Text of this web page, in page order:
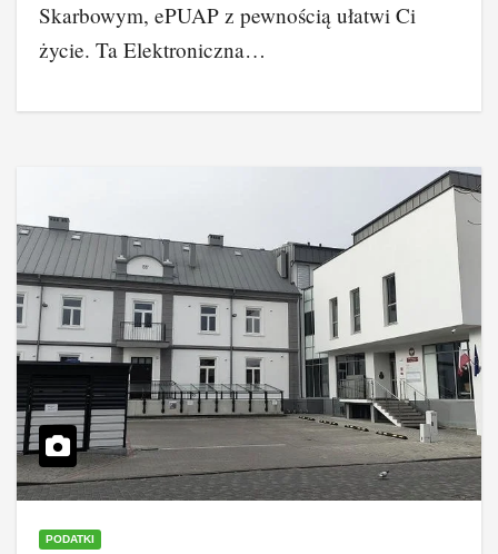
Skarbowym, ePUAP z pewnością ułatwi Ci
życie. Ta Elektroniczna…
PODATKI